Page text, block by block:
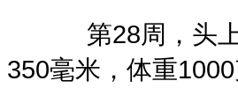
第28周，头上身
350毫米，体重1000